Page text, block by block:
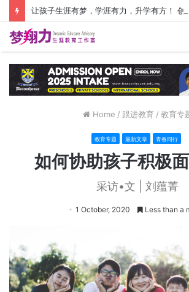
Home / 跟进教育 / 教育专
教育专题 最新文章 青春同行
如何协助孩子积极
采访•文 | 刘蕴菁
1 October, 2020 Less than a